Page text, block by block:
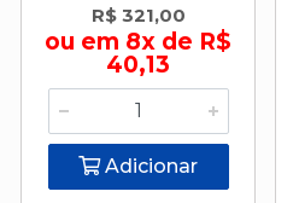
R$ 321,00
ou em 8x de R$
40,13
Adicionar